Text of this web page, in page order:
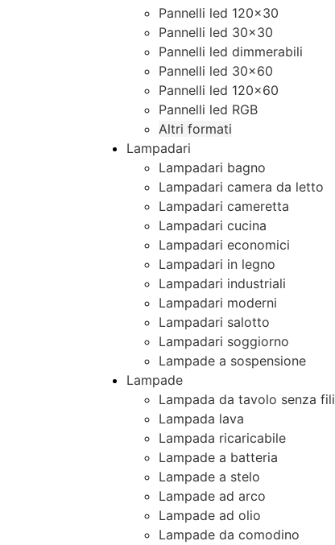
Pannelli led 120×30
Pannelli led 30×30
Pannelli led dimmerabili
Pannelli led 30×60
Pannelli led 120×60
Pannelli led RGB
Altri formati
Lampadari
Lampadari bagno
Lampadari camera da letto
Lampadari cameretta
Lampadari cucina
Lampadari economici
Lampadari in legno
Lampadari industriali
Lampadari moderni
Lampadari salotto
Lampadari soggiorno
Lampade a sospensione
Lampade
Lampada da tavolo senza fili
Lampada lava
Lampada ricaricabile
Lampade a batteria
Lampade a stelo
Lampade ad arco
Lampade ad olio
Lampade da comodino